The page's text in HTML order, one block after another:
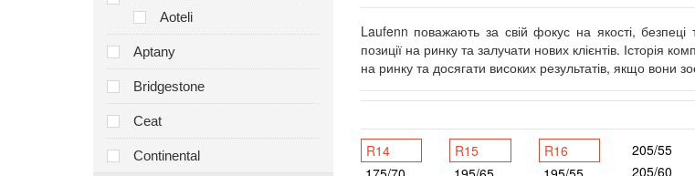
Aoteli
Aptany
Bridgestone
Ceat
Continental
Laufenn поважають за свій фокус на якості, безпеці
позиції на ринку та залучати нових клієнтів. Історія
на ринку та досягати високих результатів, якщо вони
R14
R15
R16
205/55
205/60